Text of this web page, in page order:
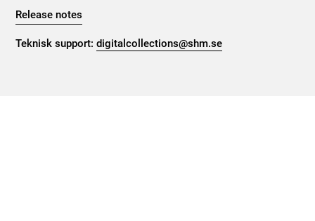
Release notes
Teknisk support:digitalcollections@shm.se